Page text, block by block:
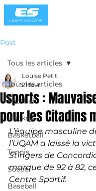
Post
Tous les articles
Football
Hockey
Basketball
Tennis
Soccer
Baseball
Tous les articles
Usports :
pour les Citadins
Louise Petit
21 févr.
L’équipe masculine
l’UQAM a laissé la
Stingers de
marque de 92 à 82,
Centre Sportif.